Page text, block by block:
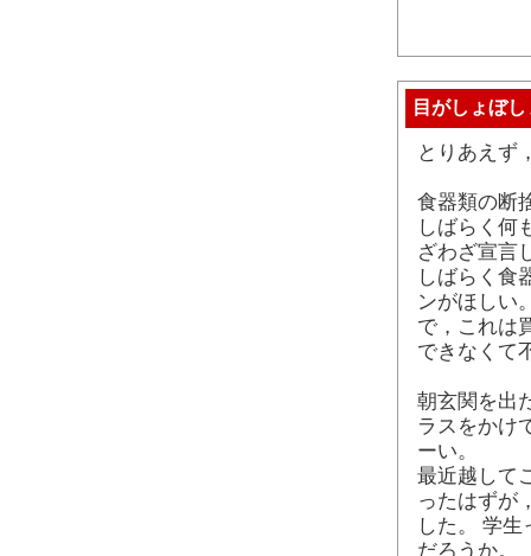
目がしょぼ
とりあえず
食器類の断
しばらく何
ざわざ宣言
しばらく食
ンがほしい
で，これは
できなくて
朝玄関を出
ラスをかけ
ーい。
最近越して
ったはずが
した。 学
だろうか。